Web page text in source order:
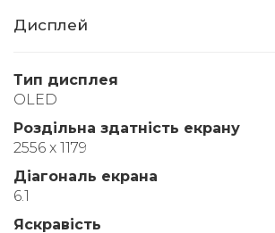
Дисплей
Тип дисплея
OLED
Роздільна здатність екрану
2556 x 1179
Діагональ екрана
6.1
Яскравість